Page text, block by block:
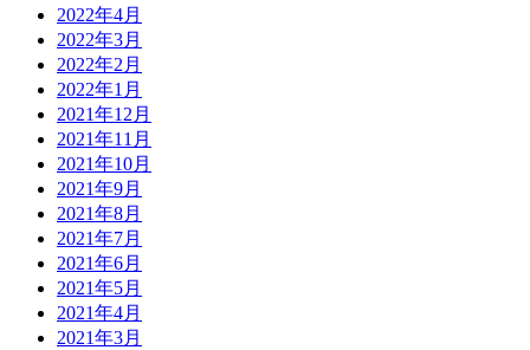
2022年4月
2022年3月
2022年2月
2022年1月
2021年12月
2021年11月
2021年10月
2021年9月
2021年8月
2021年7月
2021年6月
2021年5月
2021年4月
2021年3月